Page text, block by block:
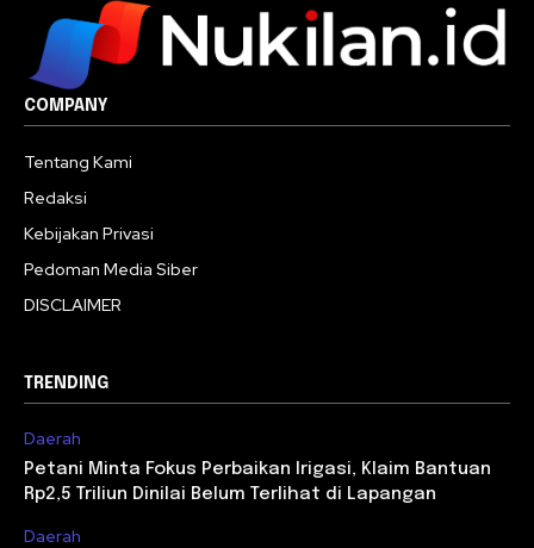
COMPANY
Tentang Kami
Redaksi
Kebijakan Privasi
Pedoman Media Siber
DISCLAIMER
TRENDING
Daerah
Petani Minta Fokus Perbaikan Irigasi, Klaim Bantuan
Rp2,5 Triliun Dinilai Belum Terlihat di Lapangan
Daerah